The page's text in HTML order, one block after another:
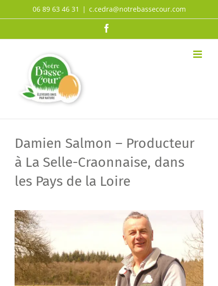
au
06 89 63 46 31 | c.cedra@notrebassecour.com
Damien Salmon – Producteur
à La Selle-Craonnaise, dans
les Pays de la Loire